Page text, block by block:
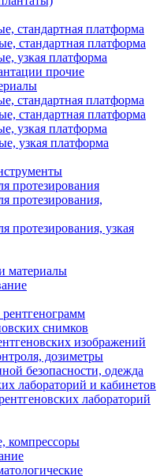
стандартная платформа
стандартная платформа
узкая платформа
прочие
стандартная платформа
стандартная платформа
узкая платформа
узкая платформа
протезирования
протезирования,
протезирования, узкая
материалы
рентгенограмм
снимков
изображений
дозиметры
безопасности, одежда
лабораторий и кабинетов
лабораторий
компрессоры